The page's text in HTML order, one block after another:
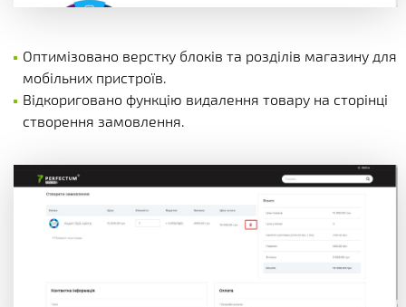
Оптимізовано верстку блоків та розділів магазину для
мобільних пристроїв.
Відкориговано функцію видалення товару на сторінці
створення замовлення.